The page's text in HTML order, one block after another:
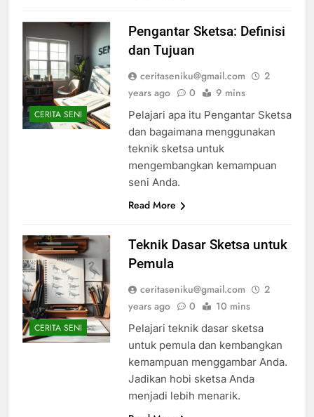
CERITA SENI
Pengantar Sketsa: Definisi
dan Tujuan
ceritaseniku@gmail.com
2
years ago
0 9 mins
Pelajari apa itu Pengantar Sketsa
dan bagaimana menggunakan
teknik sketsa untuk
mengembangkan kemampuan
seni Anda.
Read More
CERITA SENI
Teknik Dasar Sketsa untuk
Pemula
ceritaseniku@gmail.com
2
years ago
0 10 mins
Pelajari teknik dasar sketsa
untuk pemula dan kembangkan
kemampuan menggambar Anda.
Jadikan hobi sketsa Anda
menjadi lebih menarik.